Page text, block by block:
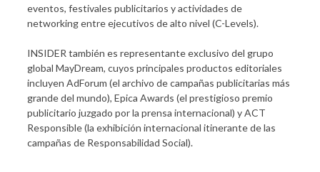
eventos, festivales publicitarios y actividades de
networking entre ejecutivos de alto nivel (C-Levels).
INSIDER también es representante exclusivo del grupo
global MayDream, cuyos principales productos editoriales
incluyen AdForum (el archivo de campañas publicitarias más
grande del mundo), Epica Awards (el prestigioso premio
publicitario juzgado por la prensa internacional) y ACT
Responsible (la exhibición internacional itinerante de las
campañas de Responsabilidad Social).